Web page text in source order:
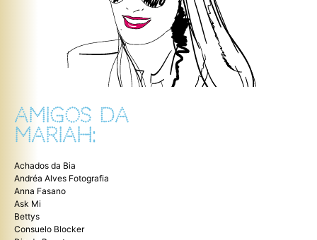
AMIGOS DA
MARIAH:
Achados da Bia
Andréa Alves Fotografia
Anna Fasano
Ask Mi
Bettys
Consuelo Blocker